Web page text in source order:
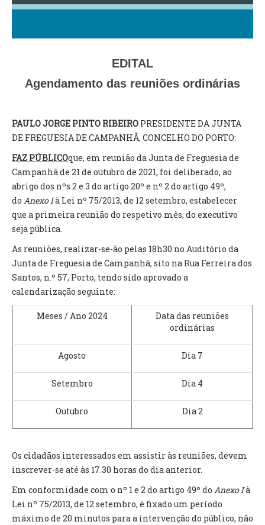
VÍDEOS
PRESIDENTE
ASSEMBLEIA DE FREGUESIA
GRAVAÇÕES DAS REUNIÕES PÚBLICAS DO EXECUTIVO
DOCUMENTOS
ATAS E DOCUMENTOS DA ASSEMBLEIA
REGULAMENTOS E TAXAS
RELATÓRIO E CONTAS
INVENTÁRIO
RECRUTAMENTO PESSOAL
CÓDIGO DE CONDUTA
CEMITÉRIO
RECENSEAMENTO ELEITORAL
VENDA AMBULANTE
EDITAL
Agendamento das reuniões ordinárias
PAULO JORGE PINTO RIBEIRO PRESIDENTE DA JUNTA
DE FREGUESIA DE CAMPANHÃ, CONCELHO DO PORTO:
FAZ PÚBLICOque, em reunião da Junta de Freguesia de
Campanhã de 21 de outubro de 2021, foi deliberado, ao
abrigo dos nºs 2 e 3 do artigo 20º e nº 2 do artigo 49º,
do Anexo Ià Lei nº 75/2013, de 12 setembro, estabelecer
que a primeira reunião do respetivo mês, do executivo
seja pública.
As reuniões, realizar-se-ão pelas 18h30 no Auditório da
Junta de Freguesia de Campanhã, sito na Rua Ferreira dos
Santos, n.º 57, Porto, tendo sido aprovado a
calendarização seguinte:
Meses / Ano 2024
Data das reuniões
ordinárias
Agosto Dia 7
Setembro Dia 4
Outubro Dia 2
Os cidadãos interessados em assistir às reuniões, devem
inscrever-se até às 17.30 horas do dia anterior.
Em conformidade com o nº 1 e 2 do artigo 49º do Anexo Ià
Lei nº 75/2013, de 12 setembro, é fixado um período
máximo de 20 minutos para a intervenção do público, não